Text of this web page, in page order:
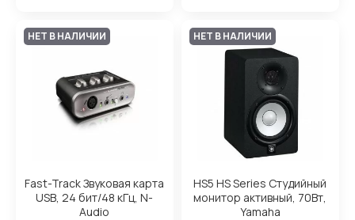
НЕТ В НАЛИЧИИ
Fast-Track Звуковая карта
USB, 24 бит/48 кГц, N-
Audio
НЕТ В НАЛИЧИИ
HS5 HS Series Студийный
монитор активный, 70Вт,
Yamaha